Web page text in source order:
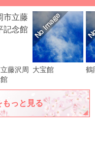
藤沢周
大宝館 鶴
もっと見る